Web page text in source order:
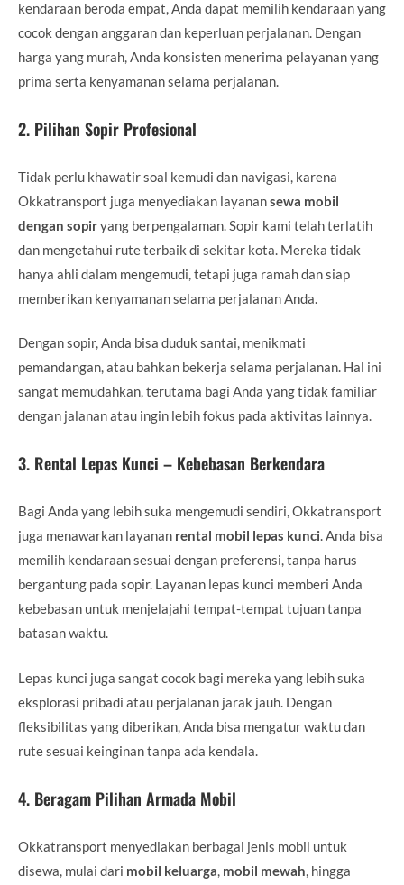
kendaraan beroda empat, Anda dapat memilih kendaraan yang
cocok dengan anggaran dan keperluan perjalanan. Dengan
harga yang murah, Anda konsisten menerima pelayanan yang
prima serta kenyamanan selama perjalanan.
2. Pilihan Sopir Profesional
Tidak perlu khawatir soal kemudi dan navigasi, karena
Okkatransport juga menyediakan layanansewa mobil
dengan sopiryang berpengalaman. Sopir kami telah terlatih
dan mengetahui rute terbaik di sekitar kota. Mereka tidak
hanya ahli dalam mengemudi, tetapi juga ramah dan siap
memberikan kenyamanan selama perjalanan Anda.
Dengan sopir, Anda bisa duduk santai, menikmati
pemandangan, atau bahkan bekerja selama perjalanan. Hal ini
sangat memudahkan, terutama bagi Anda yang tidak familiar
dengan jalanan atau ingin lebih fokus pada aktivitas lainnya.
3. Rental Lepas Kunci – Kebebasan Berkendara
Bagi Anda yang lebih suka mengemudi sendiri, Okkatransport
juga menawarkan layanan rental mobil lepas kunci. Anda bisa
memilih kendaraan sesuai dengan preferensi, tanpa harus
bergantung pada sopir. Layanan lepas kunci memberi Anda
kebebasan untuk menjelajahi tempat-tempat tujuan tanpa
batasan waktu.
Lepas kunci juga sangat cocok bagi mereka yang lebih suka
eksplorasi pribadi atau perjalanan jarak jauh. Dengan
fleksibilitas yang diberikan, Anda bisa mengatur waktu dan
rute sesuai keinginan tanpa ada kendala.
4. Beragam Pilihan Armada Mobil
Okkatransport menyediakan berbagai jenis mobil untuk
disewa, mulai dari mobil keluarga mobil mewah , hingga